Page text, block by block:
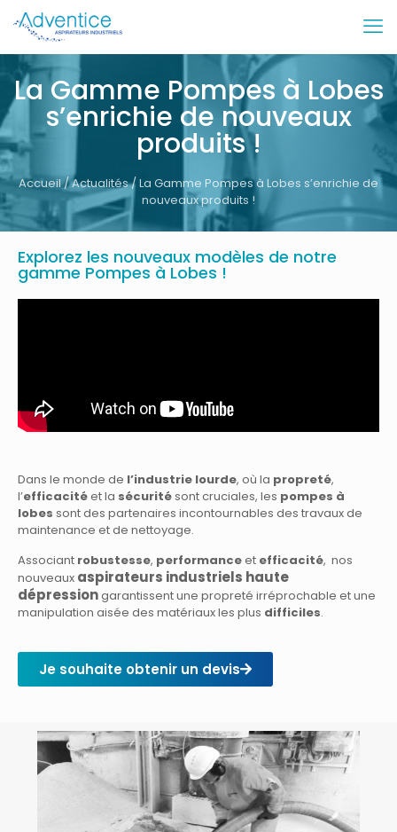
La Gamme Pompes à Lobes
s’enrichie de nouveaux
produits !
Accueil/Actualités/ La Gamme Pompes à Lobes s’enrichie de
nouveaux produits !
Explorez les nouveaux modèles de notre
gamme Pompes à Lobes !
Dans le monde de l’industrie lourde, où la propreté,
l’efficacitéet la sécuritésont cruciales, les pompes à
lobes sont des partenaires incontournables des travaux de
maintenance et de nettoyage.
Associant robustesse, performanceet efficacité, nos
nouveaux aspirateurs industriels haute
dépressiongarantissent une propreté irréprochable et une
manipulation aisée des matériaux les plus difficiles.
Je souhaite obtenir un devis